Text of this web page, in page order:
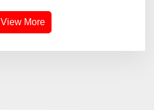
View More